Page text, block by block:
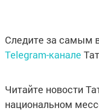
Следите за самым
Telegram-канале
Читайте новости
национальном